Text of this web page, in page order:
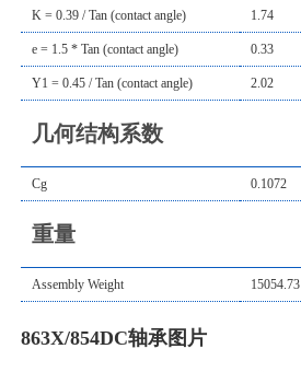
K = 0.39 / Tan (contact angle) 1.74
e = 1.5 * Tan (contact angle) 0.33
Y1 = 0.45 / Tan (contact angle) 2.02
几何结构系数
Cg 0.1072
重量
Assembly Weight 15054.73
863X/854DC轴承图片